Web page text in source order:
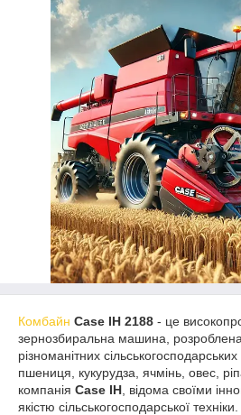
Комбайн Case IH 2188 - це
зернозбиральна машина,
різноманітних
пшениця, кукурудза, ячмінь, овес,
компанія Case IH , відома своїми
якістю сільськогосподарської техніки.